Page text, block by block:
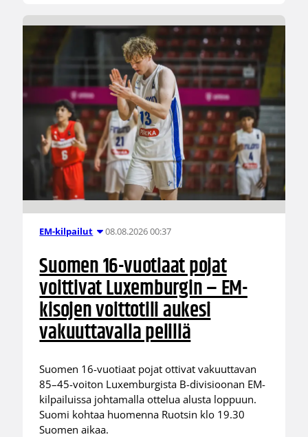
EM-kilpailut 08.08.2026 00:37
Suomen 16-vuotiaat pojat
voittivat Luxemburgin – EM-
kisojen voittotili aukesi
vakuuttavalla pelillä
Suomen 16-vuotiaat pojat ottivat vakuuttavan
85–45-voiton Luxemburgista B-divisioonan EM-
kilpailuissa johtamalla ottelua alusta loppuun.
Suomi kohtaa huomenna Ruotsin klo 19.30
Suomen aikaa.